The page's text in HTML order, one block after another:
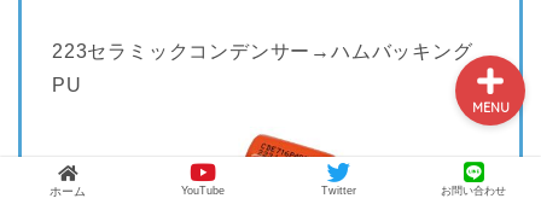
223セラミックコンデンサー→ハムバッキング
PU
ホーム YouTube Twitter お問い合わせ
MENU